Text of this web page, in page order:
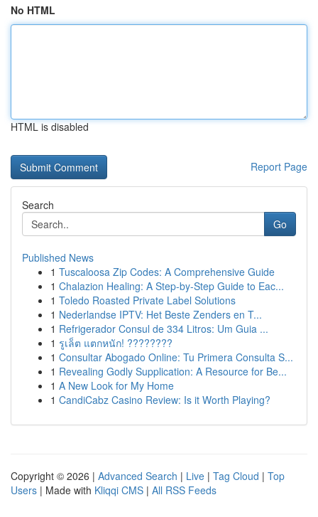
No HTML
HTML is disabled
Report Page
Search
Go
Published News
1 Tuscaloosa Zip Codes: A Comprehensive Guide
1 Chalazion Healing: A Step-by-Step Guide to Eac...
1 Toledo Roasted Private Label Solutions
1 Nederlandse IPTV: Het Beste Zenders en T...
1 Refrigerador Consul de 334 Litros: Um Guia ...
1 รูเล็ต แตกหนัก! ????????
1 Consultar Abogado Online: Tu Primera Consulta S...
1 Revealing Godly Supplication: A Resource for Be...
1 A New Look for My Home
1 CandiCabz Casino Review: Is it Worth Playing?
Copyright © 2026 | Advanced Search | Live | Tag Cloud | Top
Users | Made with Kliqqi CMS | All RSS Feeds